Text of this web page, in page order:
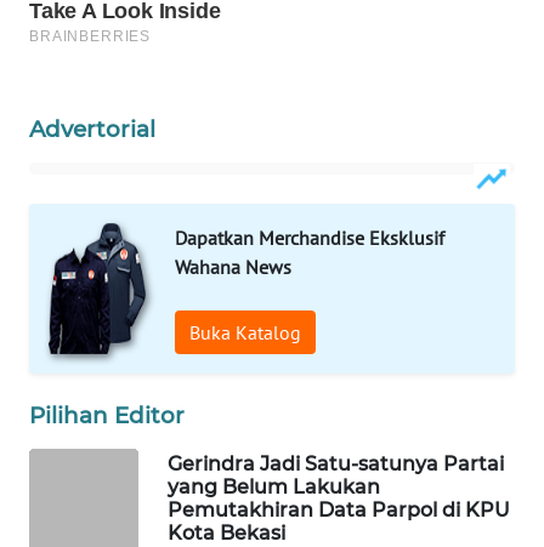
Advertorial
Dapatkan Merchandise Eksklusif
Wahana News
Buka Katalog
Pilihan Editor
Gerindra Jadi Satu-satunya Partai
yang Belum Lakukan
Pemutakhiran Data Parpol di KPU
Kota Bekasi
ID
PLN
WATCH
MKLI
LPKKI